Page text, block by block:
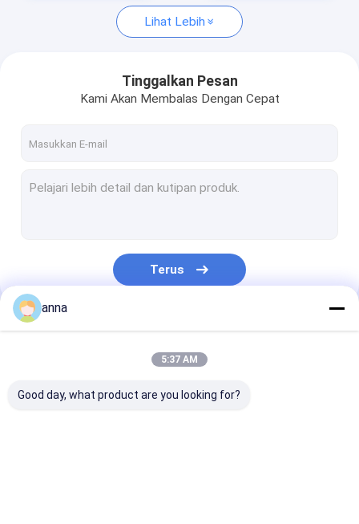
Layar LCD TFT
layar lcd ips tft
Layar Sentuh TFT
Layar sentuh industri
Layar Sentuh Kapasitif TFT
Layar Sentuh Resistif TFT
Lihat Lebih
Tinggalkan Pesan
Kami Akan Membalas Dengan Cepat
Terus
Kategori Kami
anna
5:37 AM
Good day, what product are you looking for?